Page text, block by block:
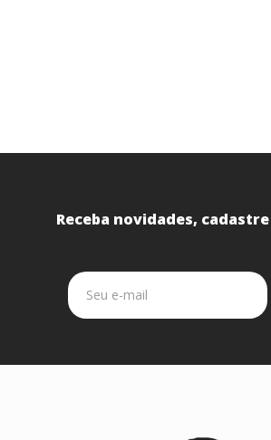
Receba novidades,